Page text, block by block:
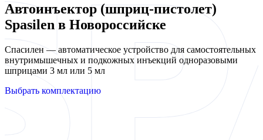
Автоинъектор (шприц-пистолет)
Spasilen в Новороссийске
Спасилен — автоматическое устройство для самостоятельных
внутримышечных и подкожных инъекций одноразовыми
шприцами 3 мл или 5 мл
Выбрать комплектацию